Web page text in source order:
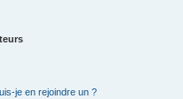
je en rejoindre un ?